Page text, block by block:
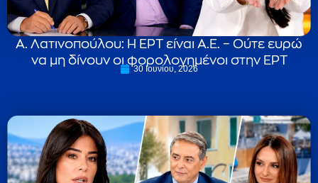
Α. Λατινοπούλου: Η ΕΡΤ είναι Α.Ε. – Ούτε ευρώ
να μη δίνουν οι φορολογημένοι στην ΕΡΤ
30 Ιουνίου, 2026